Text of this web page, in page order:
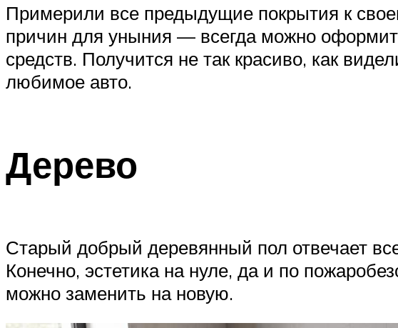
Примерили все предыдущие покрытия к
причин для уныния — всегда можно
средств. Получится не так красиво, как
любимое авто.
Дерево
Старый добрый деревянный пол отвечает
Конечно, эстетика на нуле, да и по
можно заменить на новую.